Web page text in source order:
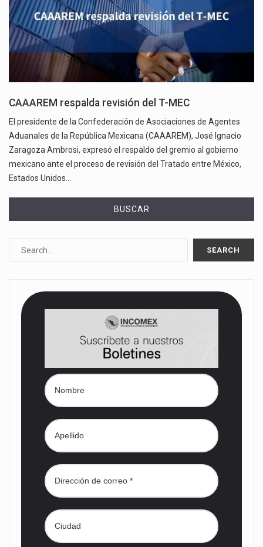
CAAAREM respalda revisión del T-MEC
El presidente de la Confederación de Asociaciones de Agentes
Aduanales de la República Mexicana (CAAAREM), José Ignacio
Zaragoza Ambrosi, expresó el respaldo del gremio al gobierno
mexicano ante el proceso de revisión del Tratado entre México,
Estados Unidos…
BUSCAR